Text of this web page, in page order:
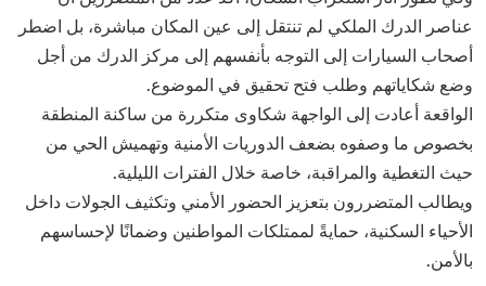
عناصر الدرك الملكي لم تنتقل إلى عين المكان مباشرة، بل اضطر
أصحاب السيارات إلى التوجه بأنفسهم إلى مركز الدرك من أجل
وضع شكاياتهم وطلب فتح تحقيق في الموضوع.
الواقعة أعادت إلى الواجهة شكاوى متكررة من ساكنة المنطقة
بخصوص ما وصفوه بضعف الدوريات الأمنية وتهميش الحي من
حيث التغطية والمراقبة، خاصة خلال الفترات الليلية.
ويطالب المتضررون بتعزيز الحضور الأمني وتكثيف الجولات داخل
الأحياء السكنية، حمايةً لممتلكات المواطنين وضمانًا لإحساسهم
بالأمن.